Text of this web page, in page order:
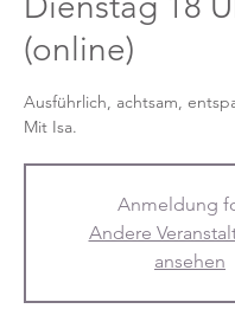
(online)
Ausführlich, achtsam,
Mit Isa.
Anmeldung
Andere
ansehen